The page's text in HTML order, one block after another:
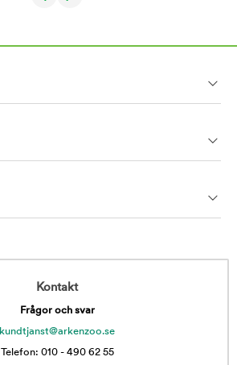
Kontakt
Frågor och svar
kundtjanst@arkenzoo.se
Telefon: 010 - 490 62 55